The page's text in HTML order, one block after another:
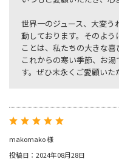
世界一のジュース、大変
動しております。そのよ
ことは、私たちの大きな喜
これからの寒い季節、お
す。ぜひ末永くご愛顧いた
makomako 様
投稿日：2024年08月28日